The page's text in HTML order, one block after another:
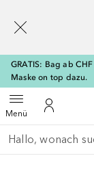
GRATIS: Bag ab
Maske on top dazu.
MenüMenü öffnen
Zu
Gehe zurück
Suche ausführen